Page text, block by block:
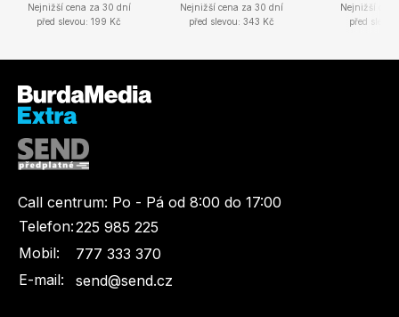
Nejnižší cena za 30 dní
před slevou: 199 Kč
Nejnižší cena za 30 dní
před slevou: 343 Kč
Nejnižší
před
Call centrum: Po - Pá od 8:00 do 17:00
Telefon:225 985 225
Mobil:
777 333 370
E-mail:
send@send.cz